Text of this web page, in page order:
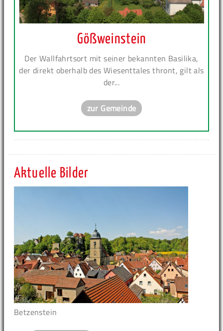
Gößweinstein
Der Wallfahrtsort mit seiner bekannten Basilika,
der direkt oberhalb des Wiesenttales thront, gilt als
der...
zur Gemeinde
Aktuelle Bilder
Betzenstein